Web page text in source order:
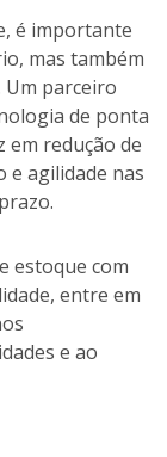
é importante
mas também
parceiro
de ponta
em redução de
e agilidade nas
estoque com
entre em
e ao